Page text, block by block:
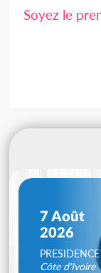
Soyez le
7 Août
2026
Côte d'Ivoire